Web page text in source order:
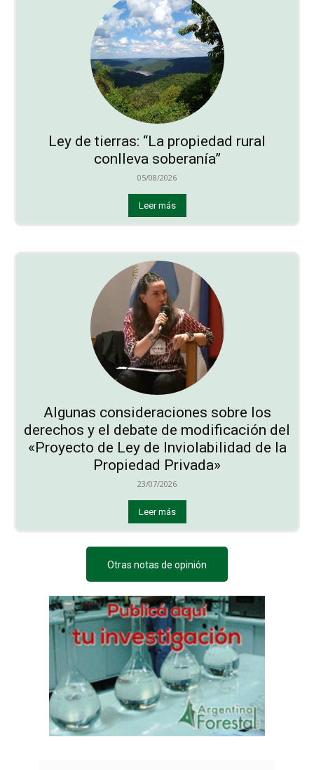
Ley de tierras: “La propiedad rural
conlleva soberanía”
05/08/2026
Leer más
Algunas consideraciones sobre los
derechos y el debate de modificación del
«Proyecto de Ley de Inviolabilidad de la
Propiedad Privada»
23/07/2026
Leer más
Otras notas de opinión